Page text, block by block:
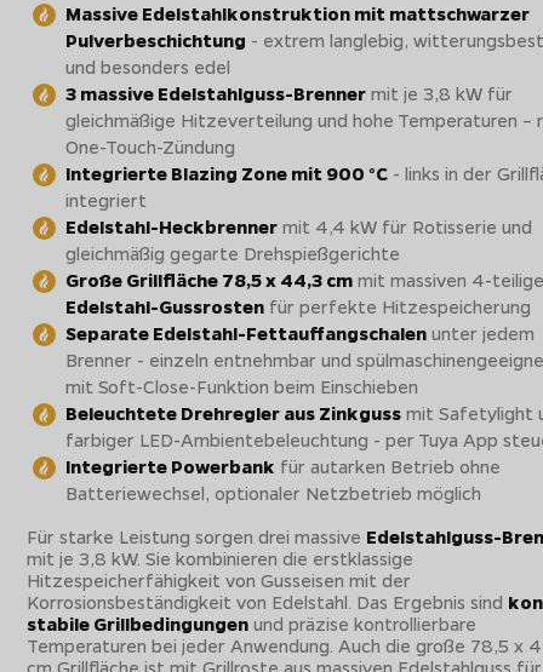
Massive Edelstahlkonstruktion mit mattschwarzer
Pulverbeschichtung - extrem langlebig,
und besonders edel
3 massive Edelstahlguss-Brenner mit je 3,8 kW für
gleichmäßige Hitzeverteilung und hohe Temperaturen –
One-Touch-Zündung
Integrierte Blazing Zone mit 900 °C - links in der
integriert
Edelstahl-Heckbrenner mit 4,4 kW für Rotisserie und
gleichmäßig gegarte Drehspießgerichte
Große Grillfläche 78,5 x 44,3 cm mit massiven 4-
Edelstahl-Gussrosten für perfekte Hitzespeicherung
Separate Edelstahl-Fettauffangschalen unter jedem
Brenner - einzeln entnehmbar und
mit Soft-Close-Funktion beim Einschieben
Beleuchtete Drehregler aus Zinkguss mit Safetylight
farbiger LED-Ambientebeleuchtung - per Tuya App
Integrierte Powerbank für autarken Betrieb ohne
Batteriewechsel, optionaler Netzbetrieb möglich
Für starke Leistung sorgen drei massive Edelstahlguss-
mit je 3,8 kW. Sie kombinieren die erstklassige
Hitzespeicherfähigkeit von Gusseisen mit der
Korrosionsbeständigkeit von Edelstahl. Das Ergebnis sind
stabile Grillbedingungen und präzise kontrollierbare
Temperaturen bei jeder Anwendung. Auch die große 78,5 x